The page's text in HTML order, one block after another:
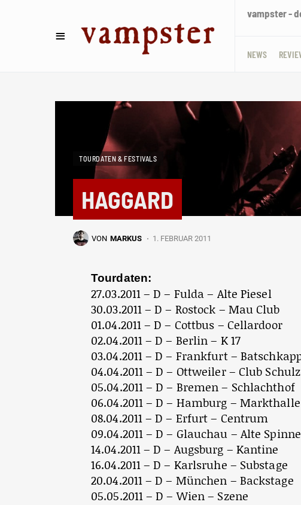
vampster -
NEWS
TOURDATEN & FESTIVALS
HAGGARD
VON MARKUS 1. FEBRUAR 2011
Tourdaten:
27.03.2011 – D – Fulda – Alte Piesel
30.03.2011 – D – Rostock – Mau Club
01.04.2011 – D – Cottbus – Cellardoor
02.04.2011 – D – Berlin – K 17
03.04.2011 – D – Frankfurt –
04.04.2011 – D – Ottweiler – Club Schulz
05.04.2011 – D – Bremen – Schlachthof
06.04.2011 – D – Hamburg – Markthalle
08.04.2011 – D – Erfurt – Centrum
09.04.2011 – D – Glauchau – Alte
14.04.2011 – D – Augsburg – Kantine
16.04.2011 – D – Karlsruhe – Substage
20.04.2011 – D – München – Backstage
05.05.2011 – D – Wien – Szene